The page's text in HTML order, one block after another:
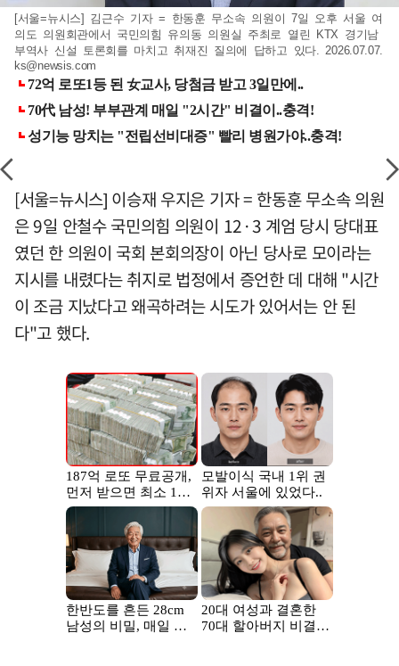
[서울=뉴시스] 김근수 기자 = 한동훈 무소속 의원이 7일 오후 서울 여
의도 의원회관에서 국민의힘 유의동 의원실 주최로 열린 KTX 경기남
부역사 신설 토론회를 마치고 취재진 질의에 답하고 있다. 2026.07.07.
ks@newsis.com
[서울=뉴시스] 이승재 우지은 기자 = 한동훈 무소속 의원
은 9일 안철수 국민의힘 의원이 12·3 계엄 당시 당대표
였던 한 의원이 국회 본회의장이 아닌 당사로 모이라는
지시를 내렸다는 취지로 법정에서 증언한 데 대해 "시간
이 조금 지났다고 왜곡하려는 시도가 있어서는 안 된
다"고 했다.